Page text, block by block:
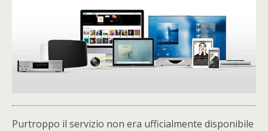
Purtroppo il servizio non era ufficialmente disponibile